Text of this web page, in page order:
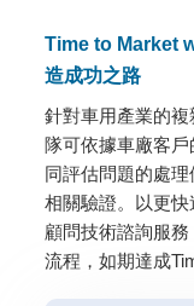
Time to Market
造成功之路
針對車用產業的
隊可依據車廠客
同評估問題的處
相關驗證。以更
顧問技術諮詢服
流程，如期達成